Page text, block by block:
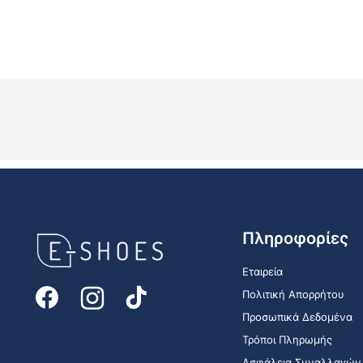
Πληροφορίες
Εταιρεία
Πολιτική Απορρήτου
Προσωπικά Δεδομένα
Τρόποι Πληρωμής